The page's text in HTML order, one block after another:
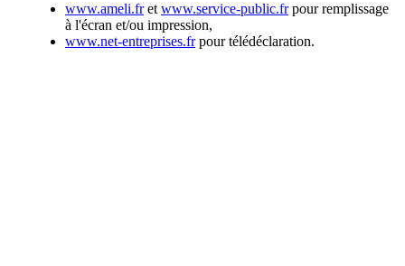
www.ameli.fretwww.service-public.frpour remplissage
à l'écran et/ou impression,
www.net-entreprises.frpour télédéclaration.